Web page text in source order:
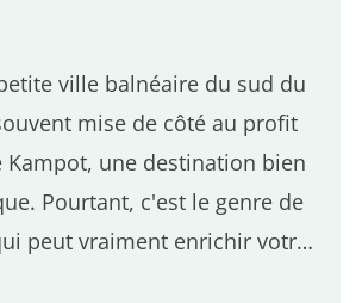
ville balnéaire du sud du
mise de côté au profit
Kampot, une destination bien
Pourtant, c'est le genre de
peut vraiment enrichir votre